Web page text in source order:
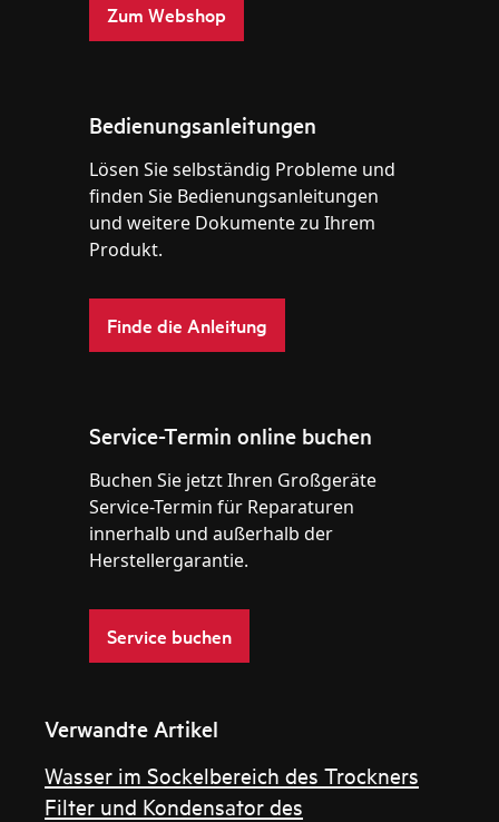
Zum Webshop
Bedienungsanleitungen
Lösen Sie selbständig Probleme und
finden Sie Bedienungsanleitungen
und weitere Dokumente zu Ihrem
Produkt.
Finde die Anleitung
Service-Termin online buchen
Buchen Sie jetzt Ihren Großgeräte
Service-Termin für Reparaturen
innerhalb und außerhalb der
Herstellergarantie.
Service buchen
Verwandte Artikel
Wasser im Sockelbereich des Trockners
Filter und Kondensator des